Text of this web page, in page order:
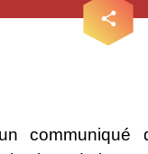
share
email
communiqué